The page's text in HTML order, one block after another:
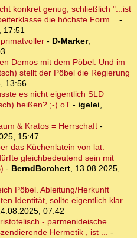
konkret genug, schließlich "...ist
die höchste Form... -
17:51
- D-Marker,
Demos mit dem Pöbel. Und im
stellt der Pöbel die Regierung
13:56
es nicht eigentlich SLD
heißen? ;-) oT - igelei,
& Kratos = Herrschaft-
15:47
das Küchenlatein von lat.
gleichbedeutend sein mit
- BerndBorchert, 13.08.2025,
Pöbel. Ableitung/Herkunft
Identität, sollte eigentlich klar
07:42
- parmenideische
Hermetik , ist ... -